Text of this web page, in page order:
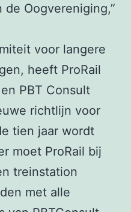
de Oogvereniging,”
voor langere
heeft ProRail
PBT Consult
richtlijn voor
tien jaar wordt
moet ProRail bij
treinstation
met alle